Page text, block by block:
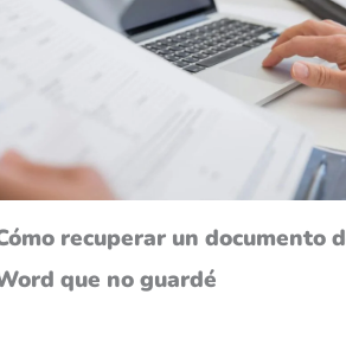
recuperar un documento
que no guardé